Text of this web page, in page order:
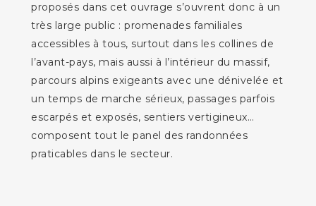
proposés dans cet ouvrage s’ouvrent donc à un
très large public : promenades familiales
accessibles à tous, surtout dans les collines de
l’avant-pays, mais aussi à l’intérieur du massif,
parcours alpins exigeants avec une dénivelée et
un temps de marche sérieux, passages parfois
escarpés et exposés, sentiers vertigineux…
composent tout le panel des randonnées
praticables dans le secteur.